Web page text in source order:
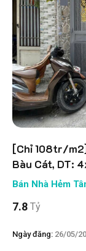
[Chỉ 108tr/m2]
Bàu Cát, DT:
Bán Nhà Hẻm
7.8 Tỷ
Ngày đăng: 26/05/